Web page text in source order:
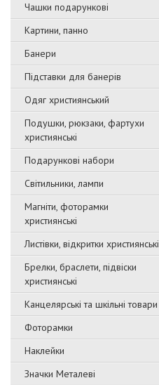
Чашки подарункові
Картини, панно
Банери
Підставки для банерів
Одяг християнський
Подушки, рюкзаки, фартухи
християнські
Подарункові набори
Світильники, лампи
Магніти, фоторамки
християнські
Листівки, відкритки християнські
Брелки, браслети, підвіски
християнські
Канцелярські та шкільні товари
Фоторамки
Наклейки
Значки Металеві